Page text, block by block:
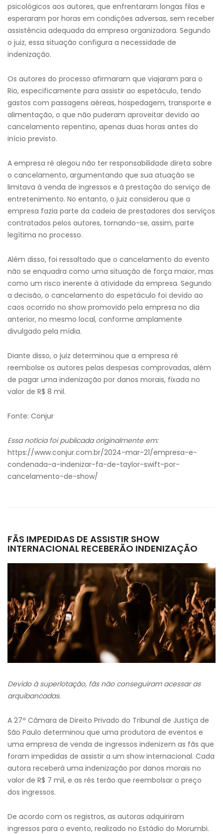
psicológicos aos autores, que enfrentaram longas filas e
esperaram por horas em condições adversas, sem receber
assistência adequada da empresa organizadora. Segundo
o juiz, essa situação configura a necessidade de
indenização.
Os autores do processo afirmaram que viajaram para o
Rio, especificamente para assistir ao espetáculo, tendo
gastos com passagens aéreas, hospedagem, transporte e
alimentação, o que não puderam aproveitar devido ao
cancelamento repentino, apenas duas horas antes do
início previsto.
A empresa ré alegou não ter responsabilidade direta sobre
o cancelamento, argumentando que sua atuação se
limitava à venda de ingressos e à prestação do serviço de
entretenimento. No entanto, o juiz considerou que a
empresa fazia parte da cadeia de prestadores dos serviços
contratados pelos autores, tornando-se, assim, parte
legítima no processo.
Além disso, foi ressaltado que o cancelamento do evento
não se enquadra como uma situação de força maior, mas
como um risco inerente à atividade da empresa. Segundo
a decisão, o cancelamento do espetáculo foi devido ao
caos ocorrido no show promovido pela empresa no dia
anterior, no mesmo local, conforme amplamente
divulgado pela mídia.
Diante disso, o juiz determinou que a empresa ré
reembolse os autores pelas despesas comprovadas, além
de pagar uma indenização por danos morais, fixada no
valor de R$ 8 mil.
Fonte: Conjur
Essa notícia foi publicada originalmente em:
https://www.conjur.com.br/2024-mar-21/empresa-e-
condenada-a-indenizar-fa-de-taylor-swift-por-
cancelamento-de-show/
FÃS IMPEDIDAS DE ASSISTIR SHOW
INTERNACIONAL RECEBERÃO INDENIZAÇÃO
Devido à superlotação, fãs não conseguiram acessar as
arquibancadas.
A 27ª Câmara de Direito Privado do Tribunal de Justiça de
São Paulo determinou que uma produtora de eventos e
uma empresa de venda de ingressos indenizem as fãs que
foram impedidas de assistir a um show internacional. Cada
autora receberá uma indenização por danos morais no
valor de R$ 7 mil, e as rés terão que reembolsar o preço
dos ingressos.
De acordo com os registros, as autoras adquiriram
ingressos para o evento, realizado no Estádio do Morumbi.